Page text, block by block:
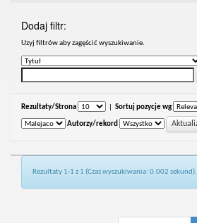
Dodaj filtr:
Uzyj filtrów aby zagęścić wyszukiwanie.
Rezultaty/Strona Sortuj pozycje wg
Autorzy/rekord
Rezultaty 1-1 z 1 (Czas wyszukiwania: 0.002 sekund).